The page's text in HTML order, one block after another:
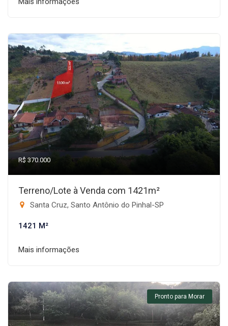
R$ 370.000
Terreno/Lote à Venda com 1421m²
Santa Cruz, Santo Antônio do Pinhal-SP
1421 M²
Mais informações
Pronto para Morar